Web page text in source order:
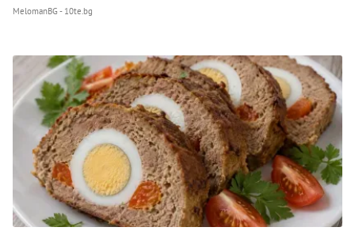
MelomanBG - 10te.bg